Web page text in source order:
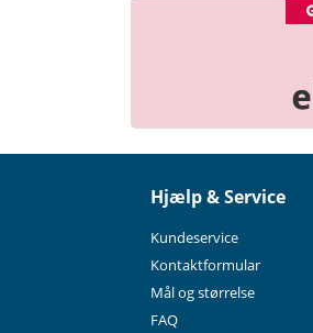
Hjælp & Service
Kundeservice
Kontaktformular
Mål og størrelse
FAQ